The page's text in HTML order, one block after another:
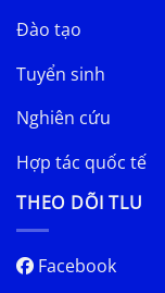
Đào tạo
Tuyển sinh
Nghiên cứu
Hợp tác quốc tế
THEO DÕI TLU
Facebook